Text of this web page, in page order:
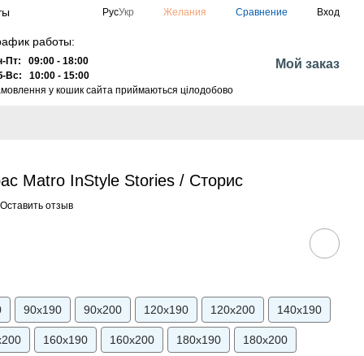
РусУкр Желания Сравнение Вход
работы:
Пт: 09:00 - 18:00
Вс: 10:00 - 15:00
у кошик сайта приймаються цілодобово
Мой заказ
Matro InStyle Stories / Сторис
Оставить отзыв
90х190 90х200 120х190 120х200 140х190
160х190 160х200 180х190 180х200